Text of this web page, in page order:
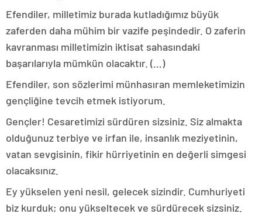
Efendiler, milletimiz burada kutladığımız büyük
zaferden daha mühim bir vazife peşindedir. O zaferin
kavranması milletimizin iktisat sahasındaki
başarılarıyla mümkün olacaktır. (…)
Efendiler, son sözlerimi münhasıran memleketimizin
gençliğine tevcih etmek istiyorum.
Gençler! Cesaretimizi sürdüren sizsiniz. Siz almakta
olduğunuz terbiye ve irfan ile, insanlık meziyetinin,
vatan sevgisinin, fikir hürriyetinin en değerli simgesi
olacaksınız.
Ey yükselen yeni nesil, gelecek sizindir. Cumhuriyeti
biz kurduk; onu yükseltecek ve sürdürecek sizsiniz.